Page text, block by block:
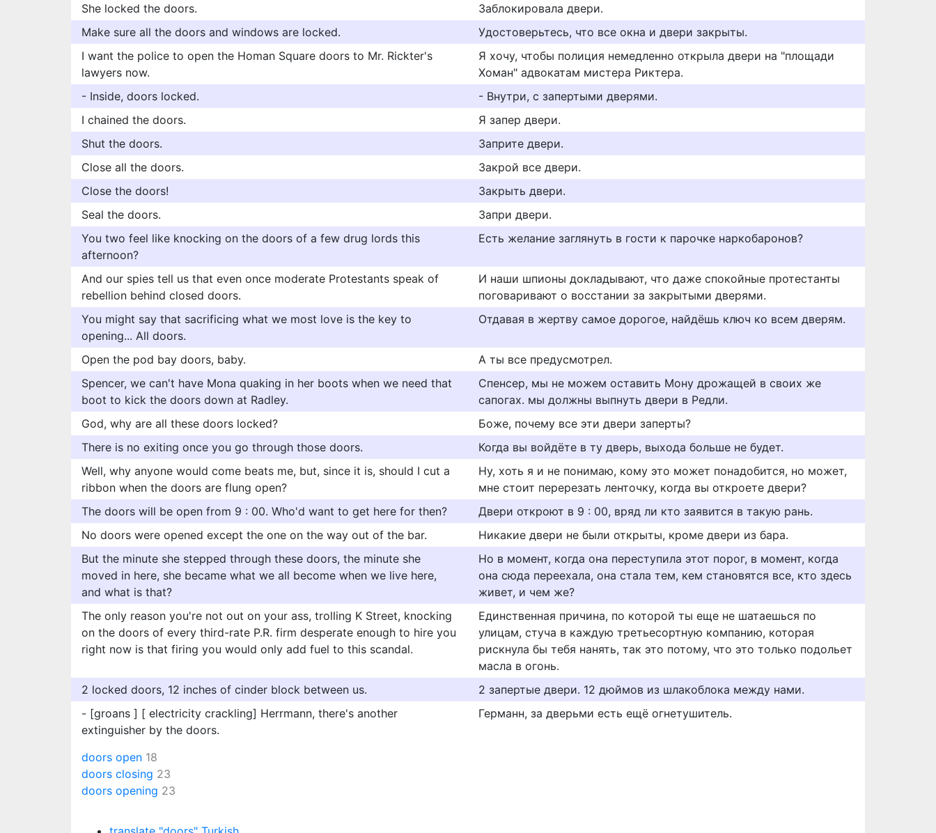
She locked the doors.
Заблокировала двери.
Make sure all the doors and windows are locked.
Удостоверьтесь, что все окна и двери закрыты.
I want the police to open the Homan Square doors to Mr. Rickter's
lawyers now.
Я хочу, чтобы полиция немедленно открыла двери на "площади
Хоман" адвокатам мистера Риктера.
- Inside, doors locked.
- Внутри, с запертыми дверями.
I chained the doors.
Я запер двери.
Shut the doors.
Заприте двери.
Close all the doors.
Закрой все двери.
Close the doors!
Закрыть двери.
Seal the doors.
Запри двери.
You two feel like knocking on the doors of a few drug lords this
afternoon?
Есть желание заглянуть в гости к парочке наркобаронов?
And our spies tell us that even once moderate Protestants speak of
rebellion behind closed doors.
И наши шпионы докладывают, что даже спокойные протестанты
поговаривают о восстании за закрытыми дверями.
You might say that sacrificing what we most love is the key to
opening... All doors.
Отдавая в жертву самое дорогое, найдёшь ключ ко всем дверям.
Open the pod bay doors, baby.
А ты все предусмотрел.
Spencer, we can't have Mona quaking in her boots when we need that
boot to kick the doors down at Radley.
Спенсер, мы не можем оставить Мону дрожащей в своих же
сапогах. мы должны выпнуть двери в Редли.
God, why are all these doors locked?
Боже, почему все эти двери заперты?
There is no exiting once you go through those doors.
Когда вы войдёте в ту дверь, выхода больше не будет.
Well, why anyone would come beats me, but, since it is, should I cut a
ribbon when the doors are flung open?
Ну, хоть я и не понимаю, кому это может понадобится, но может,
мне стоит перерезать ленточку, когда вы откроете двери?
The doors will be open from 9 : 00. Who'd want to get here for then?
Двери откроют в 9 : 00, вряд ли кто заявится в такую рань.
No doors were opened except the one on the way out of the bar.
Никакие двери не были открыты, кроме двери из бара.
But the minute she stepped through these doors, the minute she
moved in here, she became what we all become when we live here,
and what is that?
Но в момент, когда она переступила этот порог, в момент, когда
она сюда переехала, она стала тем, кем становятся все, кто здесь
живет, и чем же?
The only reason you're not out on your ass, trolling K Street, knocking
on the doors of every third-rate P.R. firm desperate enough to hire you
right now is that firing you would only add fuel to this scandal.
Единственная причина, по которой ты еще не шатаешься по
улицам, стуча в каждую третьесортную компанию, которая
рискнула бы тебя нанять, так это потому, что это только подольет
масла в огонь.
2 locked doors, 12 inches of cinder block between us.
2 запертые двери. 12 дюймов из шлакоблока между нами.
- [groans ] [ electricity crackling] Herrmann, there's another
extinguisher by the doors.
Германн, за дверьми есть ещё огнетушитель.
doors open 18
doors closing 23
doors opening 23